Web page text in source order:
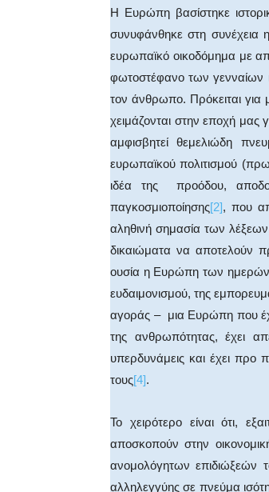
Η Ευρώπη βασίστηκε
συνυφάνθηκε στη συνέχεια
ευρωπαϊκό οικοδόμημα με
φωτοστέφανο των γενναίων
τον άνθρωπο. Πρόκειται για
χειμάζονται στην εποχή μας
αμφισβητεί θεμελιώδη
ευρωπαϊκού πολιτισμού
ιδέα της προόδου,
παγκοσμιοποίησης[2], που
αληθινή σημασία των
δικαιώματα να αποτελούν
ουσία η Ευρώπη των ημερών
ευδαιμονισμού, της
αγοράς – μια Ευρώπη που
της ανθρωπότητας, έχει
υπερδυνάμεις και έχει
τους[4].
Το χειρότερο είναι ότι,
αποσκοπούν στην
ανομολόγητων επιδιώξεών
αλληλεγγύης σε πνεύμα